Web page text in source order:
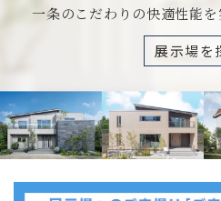
一条のこだわりの快適性能を
展示場を